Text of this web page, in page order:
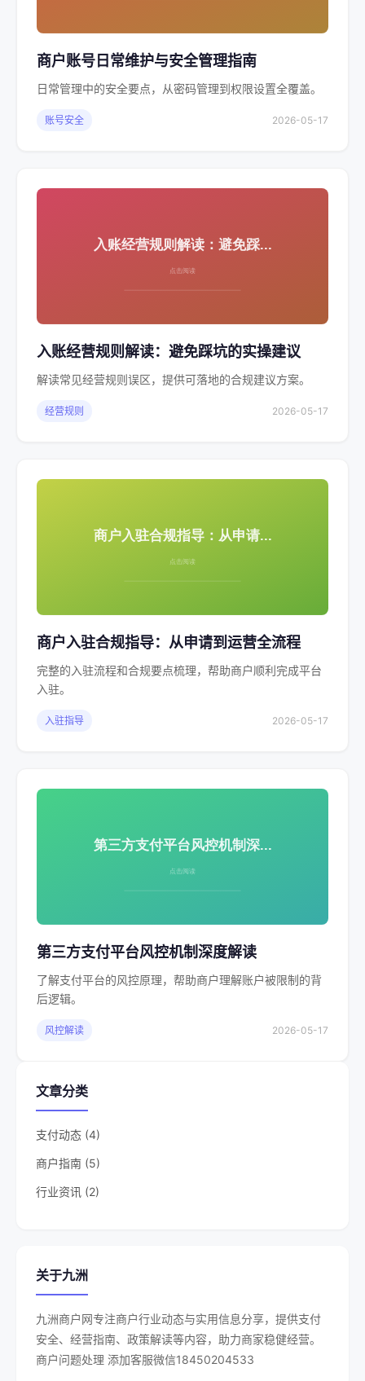
商户账号日常维护与安全管理指南
日常管理中的安全要点，从密码管理到权限设置全覆盖。
账号安全 2026-05-17
入账经营规则解读：避免踩坑的实操建议
解读常见经营规则误区，提供可落地的合规建议方案。
经营规则 2026-05-17
商户入驻合规指导：从申请到运营全流程
完整的入驻流程和合规要点梳理，帮助商户顺利完成平台
入驻。
入驻指导 2026-05-17
第三方支付平台风控机制深度解读
了解支付平台的风控原理，帮助商户理解账户被限制的背
后逻辑。
风控解读 2026-05-17
文章分类
支付动态 (4)
商户指南 (5)
行业资讯 (2)
关于九洲
九洲商户网专注商户行业动态与实用信息分享，提供支付
安全、经营指南、政策解读等内容，助力商家稳健经营。
商户问题处理 添加客服微信18450204533